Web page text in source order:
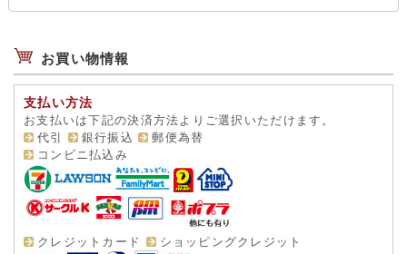
お買い物情報
支払い方法
お支払いは下記の決済方法よりご選択いただけます。
代引
銀行振込
郵便為替
コンビニ払込み
クレジットカード ショッピングクレジット